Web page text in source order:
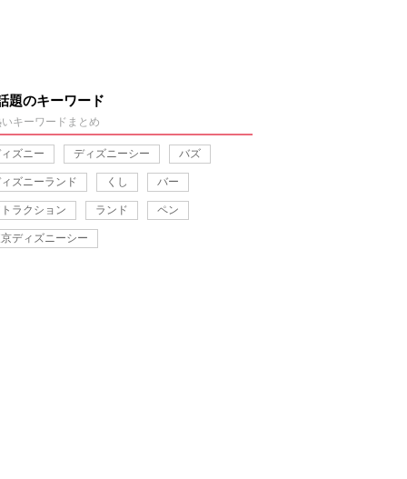
題のキーワード
キーワードまとめ
ズニー ディズニーシー バズ
ズニーランド くし バー
ラクション ランド ペン
ディズニーシー